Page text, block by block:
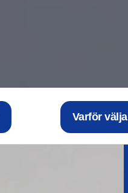
Varför välja